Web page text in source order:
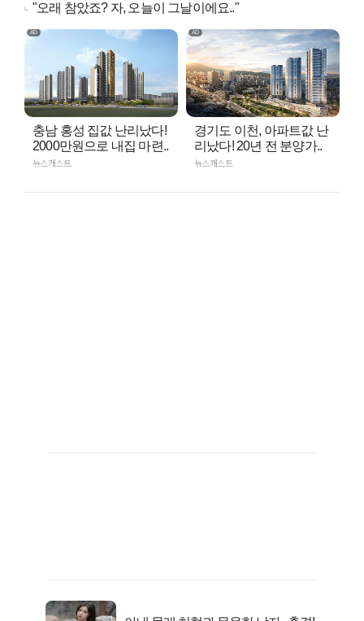
"오래 참았죠? 자, 오늘이 그날이에요.."
충남 홍성 집값 난리났다!
2000만원으로 내집 마련..
뉴스캐스트
경기도 이천, 아파트값 난
리났다! 20년 전 분양가..
뉴스캐스트